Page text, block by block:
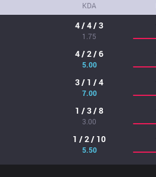
KDA
4 / 4 / 3
1.75
4 / 2 / 6
5.00
3 / 1 / 4
7.00
1 / 3 / 8
3.00
1 / 2 / 10
5.50